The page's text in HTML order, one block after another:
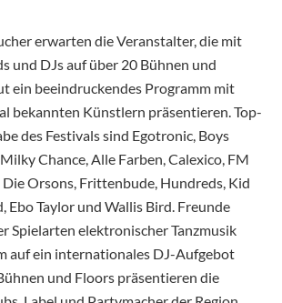
erwarten die Veranstalter, die mit
und DJs auf über 20 Bühnen und
ein beeindruckendes Programm mit
bekannten Künstlern präsentieren. Top-
des Festivals sind Egotronic, Boys
Chance, Alle Farben, Calexico, FM
Die Orsons, Frittenbude, Hundreds, Kid
Ebo Taylor und Wallis Bird. Freunde
Spielarten elektronischer Tanzmusik
auf ein internationales DJ-Aufgebot
und Floors präsentieren die